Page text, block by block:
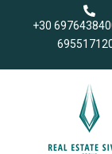
περιεχόμενο
+30